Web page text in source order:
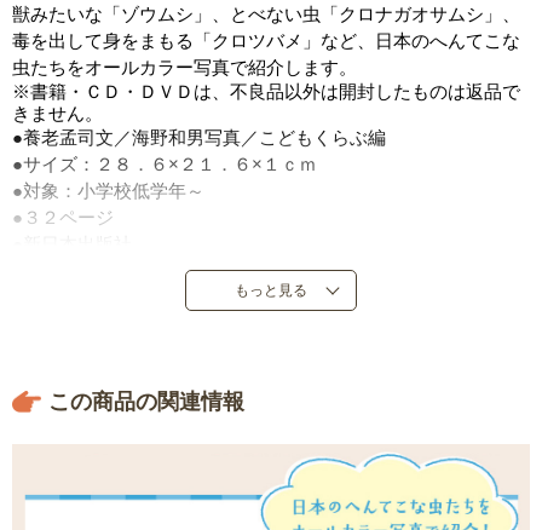
獣みたいな「ゾウムシ」、とべない虫「クロナガオサムシ」、
毒を出して身をまもる「クロツバメ」など、日本のへんてこな
虫たちをオールカラー写真で紹介します。
※書籍・ＣＤ・ＤＶＤは、不良品以外は開封したものは返品で
きません。
●養老孟司文／海野和男写真／こどもくらぶ編
●サイズ：２８．６×２１．６×１ｃｍ
●対象：小学校低学年～
●３２ページ
●定価：３，３００円（税込）
もっと見る
この商品の関連情報